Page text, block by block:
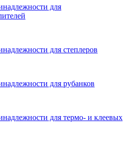
для
для степлеров
для рубанков
для термо- и клеевых